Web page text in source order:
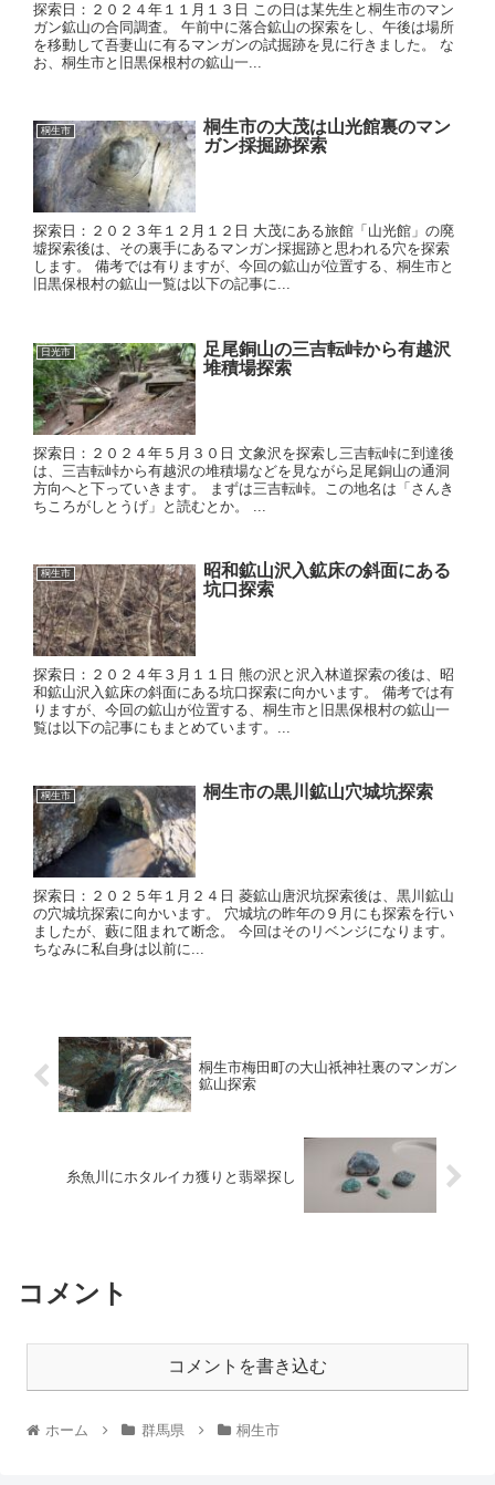
探索日：２０２４年１１月１３日 この日は某先生と桐生市のマン
ガン鉱山の合同調査。 午前中に落合鉱山の探索をし、午後は場所
を移動して吾妻山に有るマンガンの試掘跡を見に行きました。 な
お、桐生市と旧黒保根村の鉱山一...
桐生市
桐生市の大茂は山光館裏のマン
ガン採掘跡探索
探索日：２０２３年１２月１２日 大茂にある旅館「山光館」の廃
墟探索後は、その裏手にあるマンガン採掘跡と思われる穴を探索
します。 備考では有りますが、今回の鉱山が位置する、桐生市と
旧黒保根村の鉱山一覧は以下の記事に...
日光市
足尾銅山の三吉転峠から有越沢
堆積場探索
探索日：２０２４年５月３０日 文象沢を探索し三吉転峠に到達後
は、三吉転峠から有越沢の堆積場などを見ながら足尾銅山の通洞
方向へと下っていきます。 まずは三吉転峠。この地名は「さんき
ちころがしとうげ」と読むとか。 ...
桐生市
昭和鉱山沢入鉱床の斜面にある
坑口探索
探索日：２０２４年３月１１日 熊の沢と沢入林道探索の後は、昭
和鉱山沢入鉱床の斜面にある坑口探索に向かいます。 備考では有
りますが、今回の鉱山が位置する、桐生市と旧黒保根村の鉱山一
覧は以下の記事にもまとめています。...
桐生市 桐生市の黒川鉱山穴城坑探索
探索日：２０２５年１月２４日 菱鉱山唐沢坑探索後は、黒川鉱山
の穴城坑探索に向かいます。 穴城坑の昨年の９月にも探索を行い
ましたが、藪に阻まれて断念。 今回はそのリベンジになります。
ちなみに私自身は以前に...
桐生市梅田町の大山祇神社裏のマンガン
鉱山探索
糸魚川にホタルイカ獲りと翡翠探し
コメント
コメントを書き込む
ホーム 群馬県 桐生市